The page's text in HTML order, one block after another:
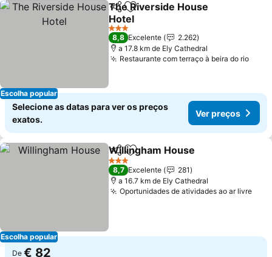
Escolha popular
PartilharAdicionar aos favoritos
The Riverside House
Hotel
Ver preços
3 Estrelas
8,8 Excelente
2.262
a 17.8 km de Ely Cathedral
Restaurante com terraço à beira do rioVer
Selecione as datas para ver os preços
exatos.
Ver preços
Escolha popular
PartilharAdicionar aos favoritos
Willingham House
3 Estrelas
8,7 Excelente
281
a 16.7 km de Ely Cathedral
Oportunidades de atividades ao ar livreVer
De € 82